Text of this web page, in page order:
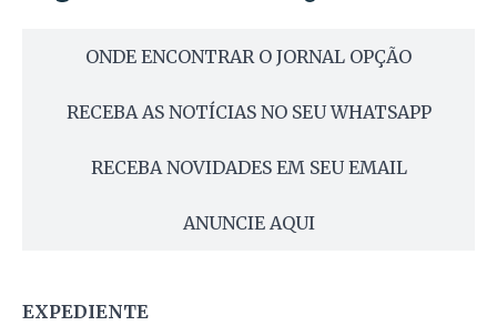
ONDE ENCONTRAR O JORNAL OPÇÃO
RECEBA AS NOTÍCIAS NO SEU WHATSAPP
RECEBA NOVIDADES EM SEU EMAIL
ANUNCIE AQUI
EXPEDIENTE